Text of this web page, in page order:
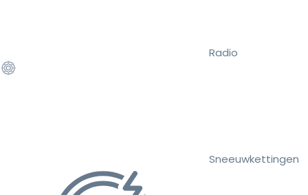
Radio
Sneeuwkettingen